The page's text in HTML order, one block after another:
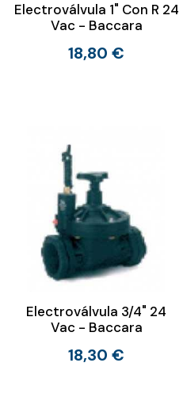
Electroválvula 1" Con R 24
Vac - Baccara
18,80 €
Electroválvula 3/4" 24
Vac - Baccara
18,30 €